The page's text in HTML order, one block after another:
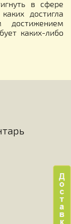
в сфере
достигла
достижением
каких-либо